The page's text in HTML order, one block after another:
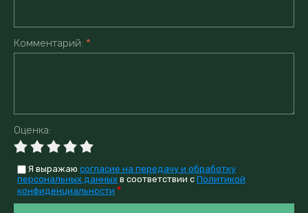
Комментарий: *
Оценка:
Я выражаю согласие на передачу и обработку
персональных данных в соответствии с Политикой
конфиденциальности *